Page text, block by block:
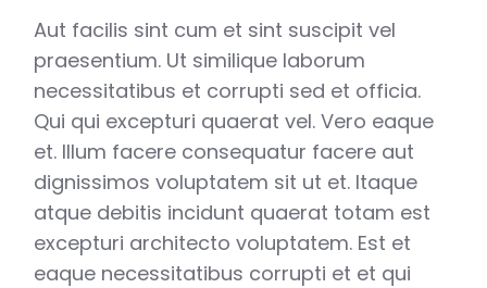
Aut facilis sint cum et sint suscipit vel
praesentium. Ut similique laborum
necessitatibus et corrupti sed et officia.
Qui qui excepturi quaerat vel. Vero eaque
et. Illum facere consequatur facere aut
dignissimos voluptatem sit ut et. Itaque
atque debitis incidunt quaerat totam est
excepturi architecto voluptatem. Est et
eaque necessitatibus corrupti et et qui